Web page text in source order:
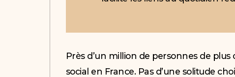
Près d’un million de personnes de
social en France. Pas d’une solitude